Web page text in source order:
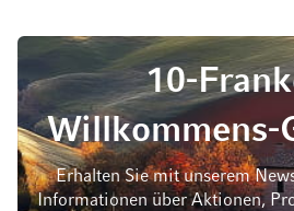
10-
Willkommens-
Erhalten Sie mit unserem
Informationen über Aktionen,